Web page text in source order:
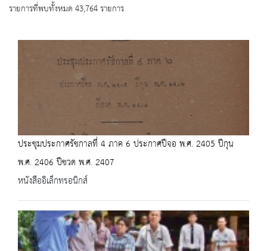
รายการที่พบทั้งหมด 43,764 รายการ
ประชุมประกาศรัชกาลที่ 4 ภาค 6 ประกาศปีจอ พ.ศ. 2405 ปีกุน
พ.ศ. 2406 ปีชวด พ.ศ. 2407
หนังสืออิเล็กทรอนิกส์